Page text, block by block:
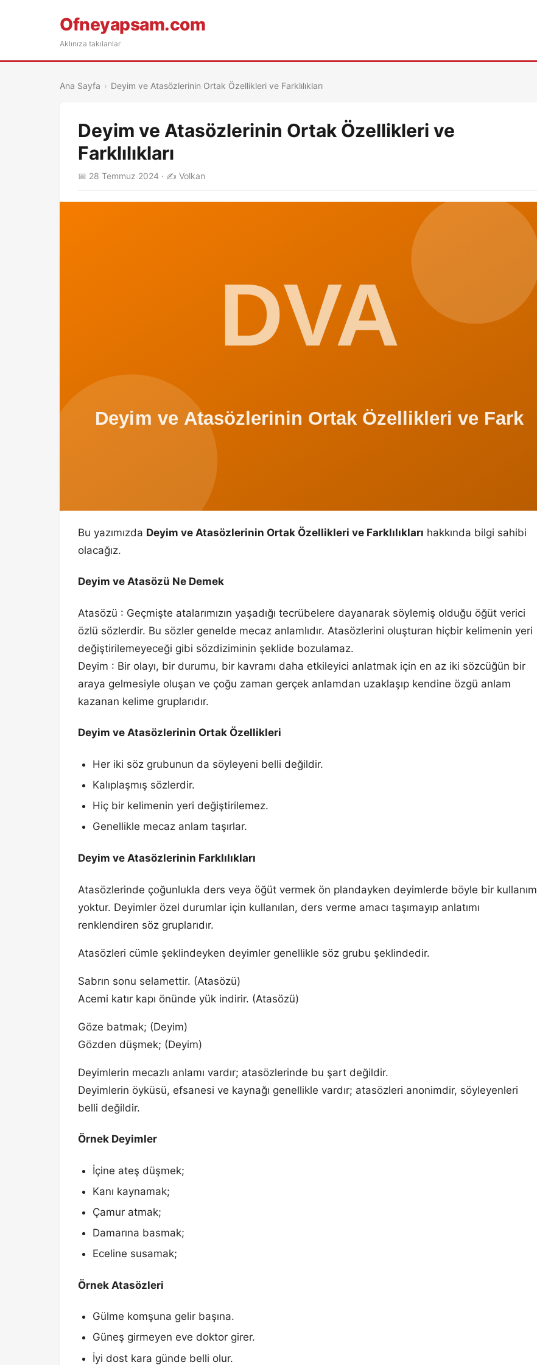
Ofneyapsam.com
Aklınıza takılanlar
Ana Sayfa › Deyim ve Atasözlerinin Ortak Özellikleri ve Farklılıkları
Deyim ve Atasözlerinin Ortak Özellikleri ve
Farklılıkları
📅 28 Temmuz 2024 · ✍️ Volkan
Bu yazımızda Deyim ve Atasözlerinin Ortak Özellikleri ve Farklılıkları hakkında bilgi sahibi
olacağız.
Deyim ve Atasözü Ne Demek
Atasözü : Geçmişte atalarımızın yaşadığı tecrübelere dayanarak söylemiş olduğu öğüt verici
özlü sözlerdir. Bu sözler genelde mecaz anlamlıdır. Atasözlerini oluşturan hiçbir kelimenin yeri
değiştirilemeyeceği gibi sözdiziminin şeklide bozulamaz.
Deyim : Bir olayı, bir durumu, bir kavramı daha etkileyici anlatmak için en az iki sözcüğün bir
araya gelmesiyle oluşan ve çoğu zaman gerçek anlamdan uzaklaşıp kendine özgü anlam
kazanan kelime gruplarıdır.
Deyim ve Atasözlerinin Ortak Özellikleri
Her iki söz grubunun da söyleyeni belli değildir.
Kalıplaşmış sözlerdir.
Hiç bir kelimenin yeri değiştirilemez.
Genellikle mecaz anlam taşırlar.
Deyim ve Atasözlerinin Farklılıkları
Atasözlerinde çoğunlukla ders veya öğüt vermek ön plandayken deyimlerde böyle bir kullanım
yoktur. Deyimler özel durumlar için kullanılan, ders verme amacı taşımayıp anlatımı
renklendiren söz gruplarıdır.
Atasözleri cümle şeklindeyken deyimler genellikle söz grubu şeklindedir.
Sabrın sonu selamettir. (Atasözü)
Acemi katır kapı önünde yük indirir. (Atasözü)
Göze batmak; (Deyim)
Gözden düşmek; (Deyim)
Deyimlerin mecazlı anlamı vardır; atasözlerinde bu şart değildir.
Deyimlerin öyküsü, efsanesi ve kaynağı genellikle vardır; atasözleri anonimdir, söyleyenleri
belli değildir.
Örnek Deyimler
İçine ateş düşmek;
Kanı kaynamak;
Çamur atmak;
Damarına basmak;
Eceline susamak;
Örnek Atasözleri
Gülme komşuna gelir başına.
Güneş girmeyen eve doktor girer.
İyi dost kara günde belli olur.